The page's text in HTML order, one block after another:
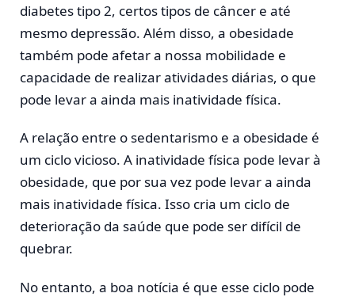
diabetes tipo 2, certos tipos de câncer e até
mesmo depressão. Além disso, a obesidade
também pode afetar a nossa mobilidade e
capacidade de realizar atividades diárias, o que
pode levar a ainda mais inatividade física.
A relação entre o sedentarismo e a obesidade é
um ciclo vicioso. A inatividade física pode levar à
obesidade, que por sua vez pode levar a ainda
mais inatividade física. Isso cria um ciclo de
deterioração da saúde que pode ser difícil de
quebrar.
No entanto, a boa notícia é que esse ciclo pode